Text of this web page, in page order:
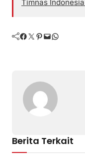
Timnas
Facebook Twitter Pinterest Mail WhatsApp
Berita Terkait